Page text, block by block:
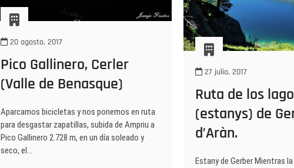
20 agosto, 2017
Pico Gallinero, Cerler
(Valle de Benasque)
Aparcamos bicicletas y nos ponemos en ruta
para desgastar zapatillas, subida de Ampriu a
Pico Gallinero 2.728 m, en un día soleado y
seco, el…
27 julio, 2017
Ruta de los
(estanys) de
d’Aràn.
Estany de Gerber Mientras